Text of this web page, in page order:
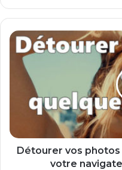
Détourer
vos
photos
quelques
secondes
navigateur
avec
Remove.bg
Détourer vos
votre